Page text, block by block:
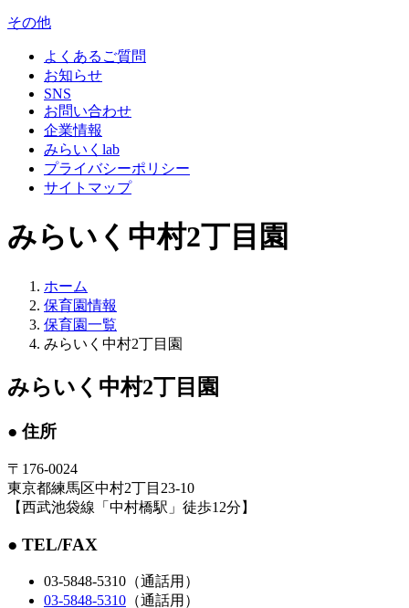
その他
よくあるご質問
お知らせ
SNS
お問い合わせ
企業情報
みらいくlab
プライバシーポリシー
サイトマップ
みらいく中村2丁目園
ホーム
保育園情報
保育園一覧
みらいく中村2丁目園
みらいく中村2丁目園
● 住所
〒176-0024
東京都練馬区中村2丁目23-10
【西武池袋線「中村橋駅」徒歩12分】
● TEL/FAX
03-5848-5310（通話用）
03-5848-5310 （通話用）